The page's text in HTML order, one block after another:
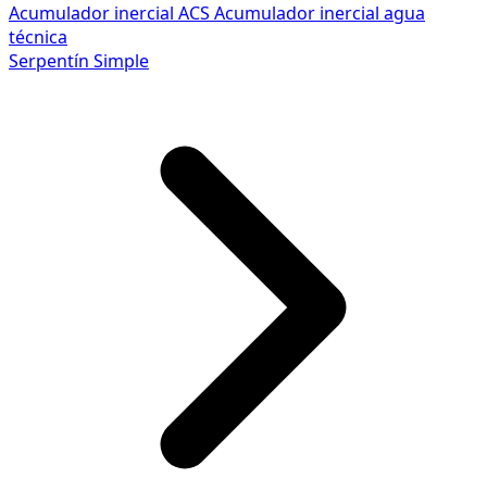
Acumulador inercial ACS Acumulador inercial agua
técnica
Serpentín Simple